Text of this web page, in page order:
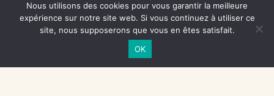
NOS SOUTIENS
Nous utilisons des cookies pour vous garantir la meilleure
expérience sur notre site web. Si vous continuez à utiliser ce
site, nous supposerons que vous en êtes satisfait.
OK